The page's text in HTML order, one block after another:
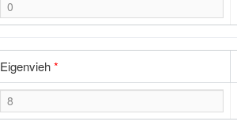
Eigenvieh*